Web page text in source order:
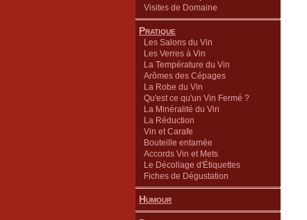
Visites de Domaine
Pratique
Les Salons du Vin
Les Verres à Vin
La Température du Vin
Arômes des Cépages
La Robe du Vin
Qu'est ce qu'un Vin Fermé ?
La Minéralité du Vin
La Réduction
Vin et Carafe
Bouteille entamée
Accords Vin et Mets
Le Décollage d'Étiquettes
Fiches de Dégustation
Humour